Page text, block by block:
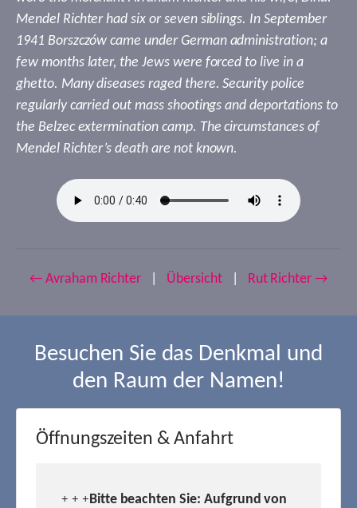
Mendel Richter had six or seven siblings. In September
1941 Borszczów came under German administration; a
few months later, the Jews were forced to live in a
ghetto. Many diseases raged there. Security police
regularly carried out mass shootings and deportations to
the Belzec extermination camp. The circumstances of
Mendel Richter’s death are not known.
← Avraham Richter Übersicht Rut Richter →
Besuchen Sie das Denkmal und
den Raum der Namen!
Öffnungszeiten & Anfahrt
+ + +Bitte beachten Sie: Aufgrund von